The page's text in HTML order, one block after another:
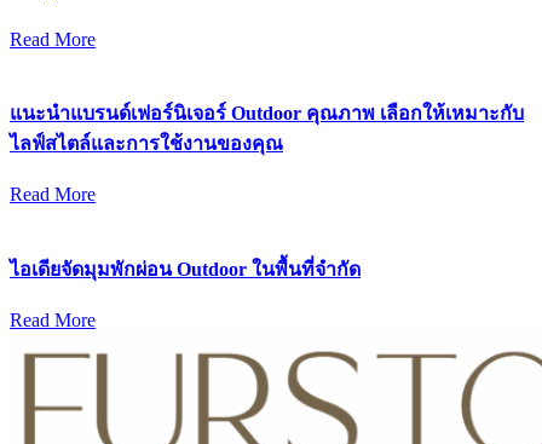
Read More
แนะนำแบรนด์เฟอร์นิเจอร์ Outdoor คุณภาพ เลือกให้เหมาะกับ
ไลฟ์สไตล์และการใช้งานของคุณ
Read More
ไอเดียจัดมุมพักผ่อน Outdoor ในพื้นที่จำกัด
Read More